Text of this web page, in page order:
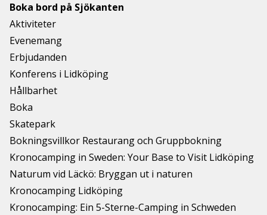
Boka bord på Sjökanten
Aktiviteter
Evenemang
Erbjudanden
Konferens i Lidköping
Hållbarhet
Boka
Skatepark
Bokningsvillkor Restaurang och Gruppbokning
Kronocamping in Sweden: Your Base to Visit Lidköping
Naturum vid Läckö: Bryggan ut i naturen
Kronocamping Lidköping
Kronocamping: Ein 5-Sterne-Camping in Schweden